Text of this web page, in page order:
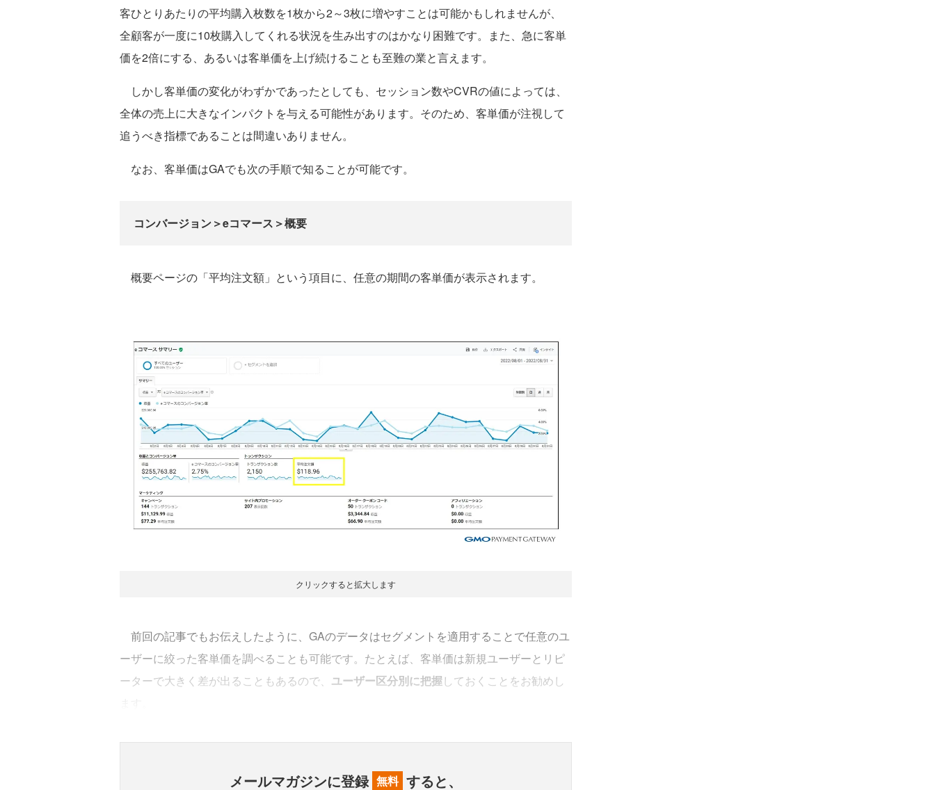
客ひとりあたりの平均購入枚数を1枚から2～3枚に増やすことは可能かもしれませんが、
全顧客が一度に10枚購入してくれる状況を生み出すのはかなり困難です。また、急に客単
価を2倍にする、あるいは客単価を上げ続けることも至難の業と言えます。
しかし客単価の変化がわずかであったとしても、セッション数やCVRの値によっては、
全体の売上に大きなインパクトを与える可能性があります。そのため、客単価が注視して
追うべき指標であることは間違いありません。
なお、客単価はGAでも次の手順で知ることが可能です。
コンバージョン＞eコマース＞概要
概要ページの「平均注文額」という項目に、任意の期間の客単価が表示されます。
クリックすると拡大します
前回の記事でもお伝えしたように、GAのデータはセグメントを適用することで任意のユ
ーザーに絞った客単価を調べることも可能です。たとえば、客単価は新規ユーザーとリピ
ーターで大きく差が出ることもあるので、 ユーザー区分別に把握しておくことをお勧めし
メールマガジンに登録 無料 すると、